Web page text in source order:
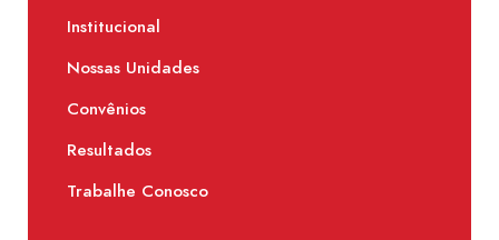
Institucional
Nossas Unidades
Convênios
Resultados
Trabalhe Conosco